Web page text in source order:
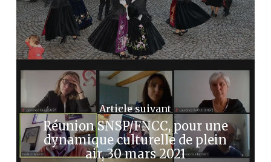
Article suivant
Réunion SNSP/FNCC, pour une
dynamique culturelle de plein
air, 30 mars 2021